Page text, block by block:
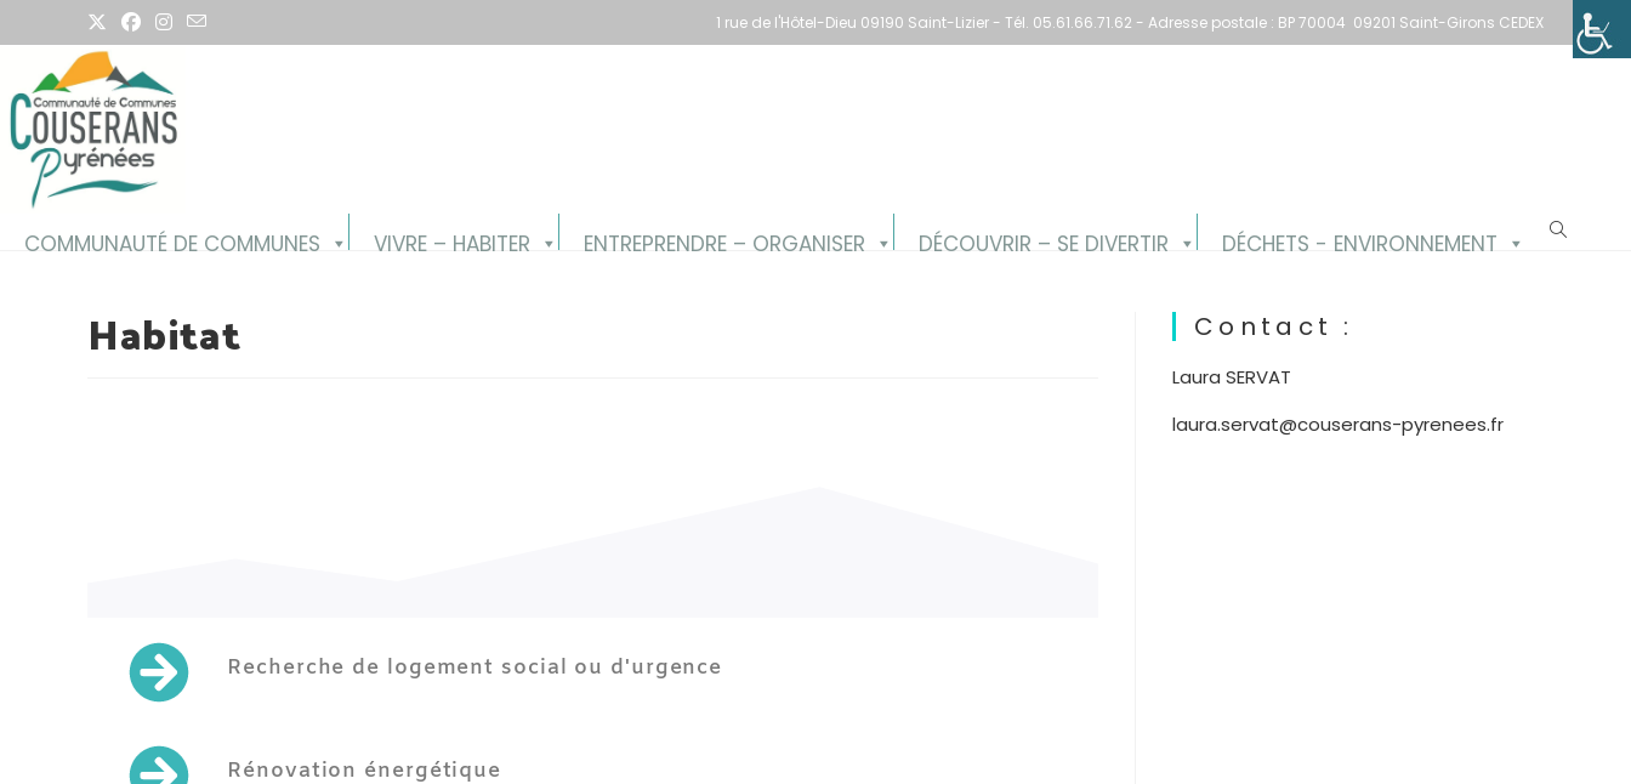
1 rue de l'Hôtel-Dieu 09190 Saint-Lizier - Tél. 05.61.66.71.62 - Adresse postale : BP 70004 09201 Saint-Girons CEDEX
COMMUNAUTÉ DE COMMUNES VIVRE – HABITER ENTREPRENDRE – ORGANISER DÉCOUVRIR – SE DIVERTIR DÉCHETS - ENVIRONNEMENT
Habitat
Recherche de logement social ou d'urgence
Rénovation énergétique
Contact :
Laura SERVAT
laura.servat@couserans-pyrenees.fr